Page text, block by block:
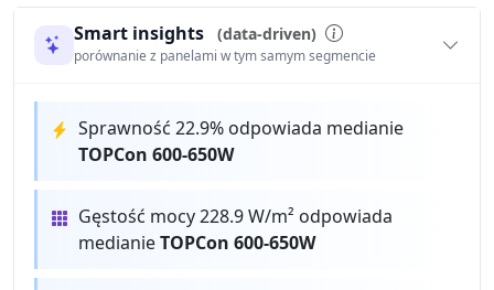
Smart insights (data-driven)
porównanie z panelami w tym samym segmencie
Sprawność 22.9% odpowiada medianie
TOPCon 600-650W
Gęstość mocy 228.9 W/m² odpowiada
medianieTOPCon 600-650W